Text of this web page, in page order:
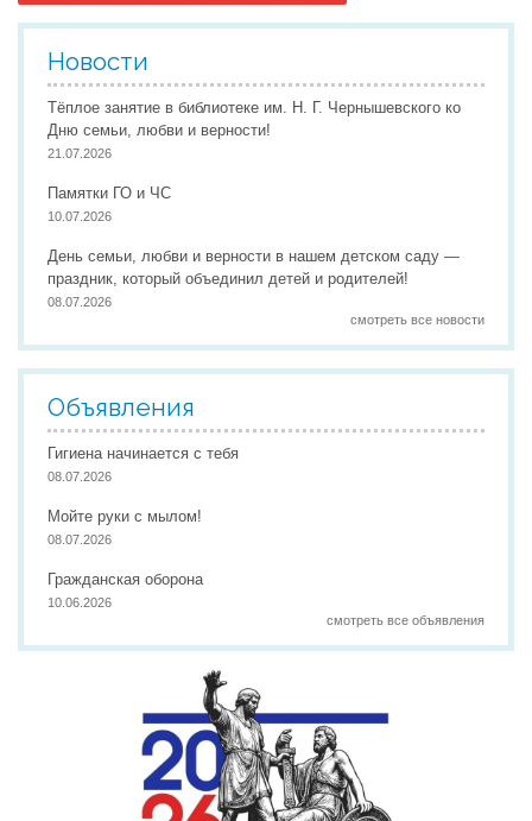
Новости
Тёплое занятие в библиотеке им. Н. Г. Чернышевского ко
Дню семьи, любви и верности!
21.07.2026
Памятки ГО и ЧС
10.07.2026
День семьи, любви и верности в нашем детском саду —
праздник, который объединил детей и родителей!
08.07.2026
смотреть все новости
Объявления
Гигиена начинается с тебя
08.07.2026
Мойте руки с мылом!
08.07.2026
Гражданская оборона
10.06.2026
смотреть все объявления